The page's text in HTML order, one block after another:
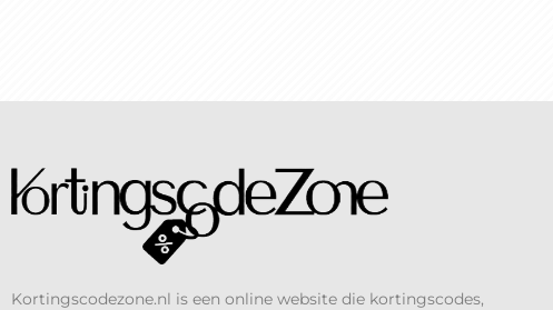
Kortingscodezone.nl is een online website die kortingscodes,